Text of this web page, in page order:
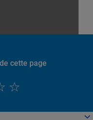
cette page